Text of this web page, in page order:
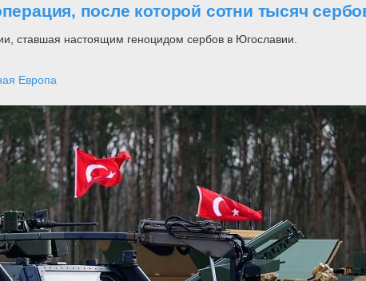
после которой сотни тысяч
ставшая настоящим геноцидом сербов в Югославии.
Европа